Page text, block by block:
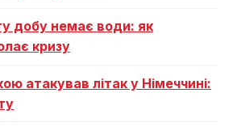
добу немає води: як
кризу
атакував літак у Німеччині: